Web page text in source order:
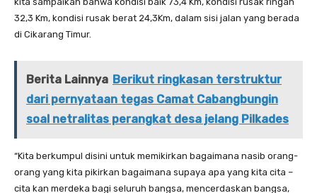
32,3 Km, kondisi rusak berat 24,3Km, dalam sisi jalan yang berada
di Cikarang Timur.
Berita Lainnya Berikut ringkasan terstruktur
dari pernyataan tegas Camat Cabangbungin
soal netralitas perangkat desa jelang Pilkades
“Kita berkumpul disini untuk memikirkan bagaimana nasib orang-
orang yang kita pikirkan bagaimana supaya apa yang kita cita –
cita kan merdeka bagi seluruh bangsa, mencerdaskan bangsa,